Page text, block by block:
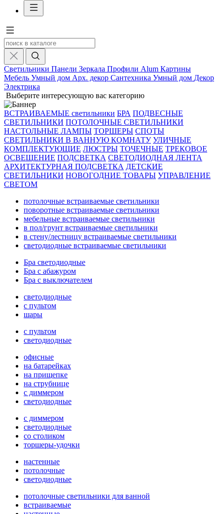
Светильники Панели Зеркала Профили Alum Картины
Мебель Умный дом Арх. декор Сантехника Умный дом Декор
Электрика
Выберите интересующую вас категорию
ВСТРАИВАЕМЫЕ светильники БРА ПОДВЕСНЫЕ
СВЕТИЛЬНИКИ ПОТОЛОЧНЫЕ СВЕТИЛЬНИКИ
НАСТОЛЬНЫЕ ЛАМПЫ ТОРШЕРЫ СПОТЫ
СВЕТИЛЬНИКИ В ВАННУЮ КОМНАТУ УЛИЧНЫЕ
КОМПЛЕКТУЮЩИЕ ЛЮСТРЫ ТОЧЕЧНЫЕ ТРЕКОВОЕ
ОСВЕЩЕНИЕ ПОДСВЕТКА СВЕТОДИОДНАЯ ЛЕНТА
АРХИТЕКТУРНАЯ ПОДСВЕТКА ДЕТСКИЕ
СВЕТИЛЬНИКИ НОВОГОДНИЕ ТОВАРЫ УПРАВЛЕНИЕ
СВЕТОМ
потолочные встраиваемые светильники
поворотные встраиваемые светильники
мебельные встраиваемые светильники
в пол/грунт встраиваемые светильники
в стену/лестницу встраиваемые светильники
светодиодные встраиваемые светильники
Бра светодиодные
Бра с абажуром
Бра с выключателем
светодиодные
с пультом
шары
с пультом
светодиодные
офисные
на батарейках
на прищепке
на струбнице
с диммером
светодиодные
с диммером
светодиодные
со столиком
торшеры-удочки
настенные
потолочные
светодиодные
потолочные светильники для ванной
встраиваемые